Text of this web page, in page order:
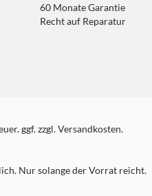
60 Monate Garantie
Recht auf Reparatur
ggf. zzgl. Versandkosten.
Nur solange der Vorrat reicht.